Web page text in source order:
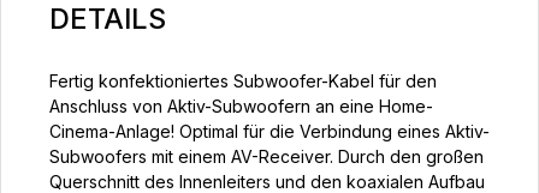
DETAILS
Fertig konfektioniertes Subwoofer-Kabel für den
Anschluss von Aktiv-Subwoofern an eine Home-
Cinema-Anlage! Optimal für die Verbindung eines Aktiv-
Subwoofers mit einem AV-Receiver. Durch den großen
Querschnitt des Innenleiters und den koaxialen Aufbau